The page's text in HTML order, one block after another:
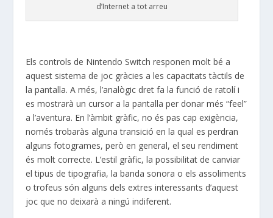
d’Internet a tot arreu
Els controls de Nintendo Switch responen molt bé a
aquest sistema de joc gràcies a les capacitats tàctils de
la pantalla. A més, l’analògic dret fa la funció de ratolí i
es mostrarà un cursor a la pantalla per donar més “feel”
a l’aventura. En l’àmbit gràfic, no és pas cap exigència,
només trobaràs alguna transició en la qual es perdran
alguns fotogrames, però en general, el seu rendiment
és molt correcte. L’estil gràfic, la possibilitat de canviar
el tipus de tipografia, la banda sonora o els assoliments
o trofeus són alguns dels extres interessants d’aquest
joc que no deixarà a ningú indiferent.